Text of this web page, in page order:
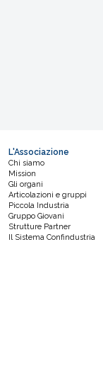
L'Associazione
Chi siamo
Mission
Gli organi
Articolazioni e gruppi
Piccola Industria
Gruppo Giovani
Strutture Partner
Il Sistema Confindustria